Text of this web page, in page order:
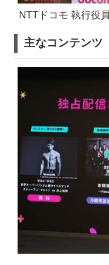
NTTドコモ 執行役
主なコンテンツ